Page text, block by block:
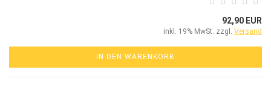
92,90 EUR
inkl. 19% MwSt. zzgl. Versand
IN DEN WARENKORB